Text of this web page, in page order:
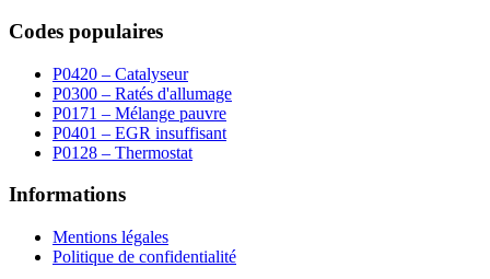
Codes populaires
P0420 – Catalyseur
P0300 – Ratés d'allumage
P0171 – Mélange pauvre
P0401 – EGR insuffisant
P0128 – Thermostat
Informations
Mentions légales
Politique de confidentialité